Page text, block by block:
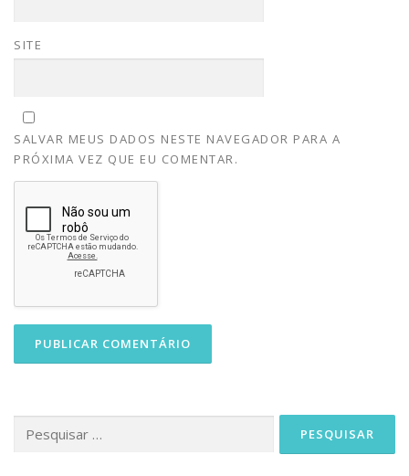
SITE
SALVAR MEUS DADOS NESTE NAVEGADOR PARA A
PRÓXIMA VEZ QUE EU COMENTAR.
por: